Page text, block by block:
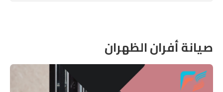
صيانة أفران الظهران